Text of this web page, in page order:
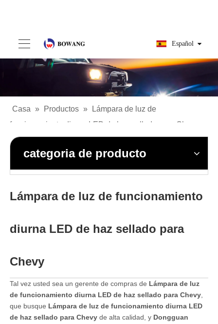
Español
Casa » Productos »
Lámpara de luz de
funcionamiento diurna LED de haz sellado para Chevy
categoria de producto
Lámpara de luz de funcionamiento
diurna LED de haz sellado para
Chevy
Tal vez usted sea un gerente de compras de Lámpara de luz
de funcionamiento diurna LED de haz sellado para Chevy
que busque Lámpara de luz de funcionamiento diurna LED
de haz sellado para Chevy de alta calidad, y Dongguan